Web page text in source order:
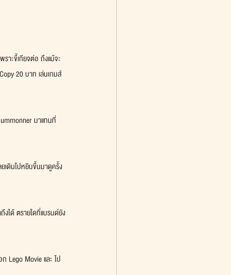
าะขี้เกียจต่อ ถึงแม้จะ
20 บาท เล่นเกมส์
มาแทนที่
เดินไปหยิบขึ้นมาดูครั้ง
งได้ ตรายใดที่แบรนด์ยัง
Lego Movie และ ไป